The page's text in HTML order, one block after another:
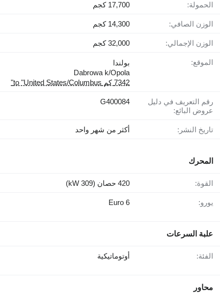
الحمولة: 17,700 كجم
الوزن الصافي: 14,300 كجم
الوزن الإجمالي: 32,000 كجم
الموقع:
بولندا
Dabrowa k/Opola
7342 كم to "United States/Columbus"
رقم التعريف في دليل
عروض البائع:
G400084
تاريخ النشر: أكثر من شهر واحد
المحرك
القوة: 420 حصان (309 kW)
يورو: Euro 6
علبة السرعات
الفئة: أوتوماتيكية
محاور